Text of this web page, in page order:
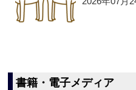
書籍・電子メディア